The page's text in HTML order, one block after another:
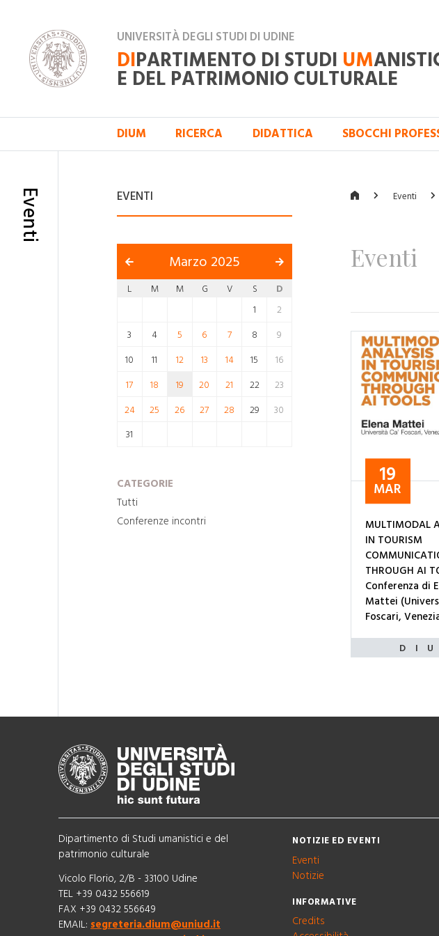
UNIVERSITÀ DEGLI STUDI DI UDINE
DIPARTIMENTO DI STUDI UM
E DEL PATRIMONIO CULTURALE
DIUM RICERCA DIDATTICA SBOCCHI
Eventi EVENTI
Marzo 2025
L M M G V S
D
1
2
3
4 5 6 7 8
9
10
11 12 13 14 15
16
17
18 19 20 21 22
23
24
25 26 27 28 29
30
31
CATEGORIE
Tutti
Conferenze incontri
Eventi
Eventi
19
MAR
MULTIMODAL
IN TOURISM
THROUGH AI
Conferenza di
Mattei
Foscari,
Dipartimento di Studi umanistici e del
patrimonio culturale
Vicolo Florio, 2/B - 33100 Udine
TEL +39 0432 556619
FAX +39 0432 556649
EMAIL: segreteria.dium@uniud.it
NOTIZIE ED EVENTI
Eventi
Notizie
INFORMATIVE
Credits